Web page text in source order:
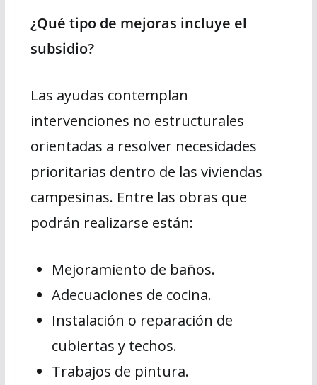
¿Qué tipo de mejoras incluye el
subsidio?
Las ayudas contemplan
intervenciones no estructurales
orientadas a resolver necesidades
prioritarias dentro de las viviendas
campesinas. Entre las obras que
podrán realizarse están:
Mejoramiento de baños.
Adecuaciones de cocina.
Instalación o reparación de
cubiertas y techos.
Trabajos de pintura.